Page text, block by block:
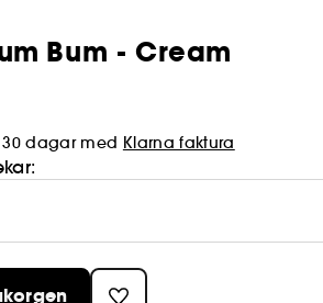
Bum - Cream
dagar med Klarna faktura